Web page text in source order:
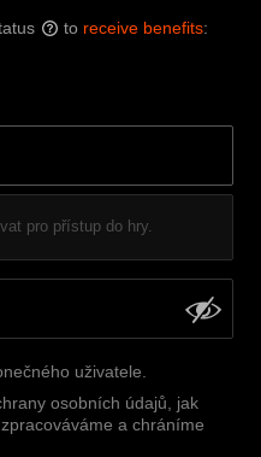
? to receive benefits:
pro přístup do hry.
uživatele
osobních údajů, jak
a chráníme